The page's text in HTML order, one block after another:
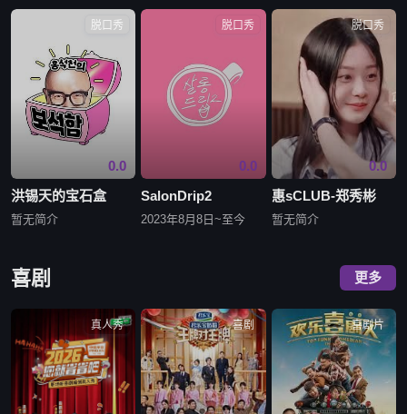
脱口秀
0.0
洪锡天的宝石盒
暂无简介
脱口秀
0.0
SalonDrip2
2023年8月8日~至今
脱口秀
0.0
惠sCLUB-郑秀彬
暂无简介
喜剧 更多
真人秀 喜剧 喜剧片